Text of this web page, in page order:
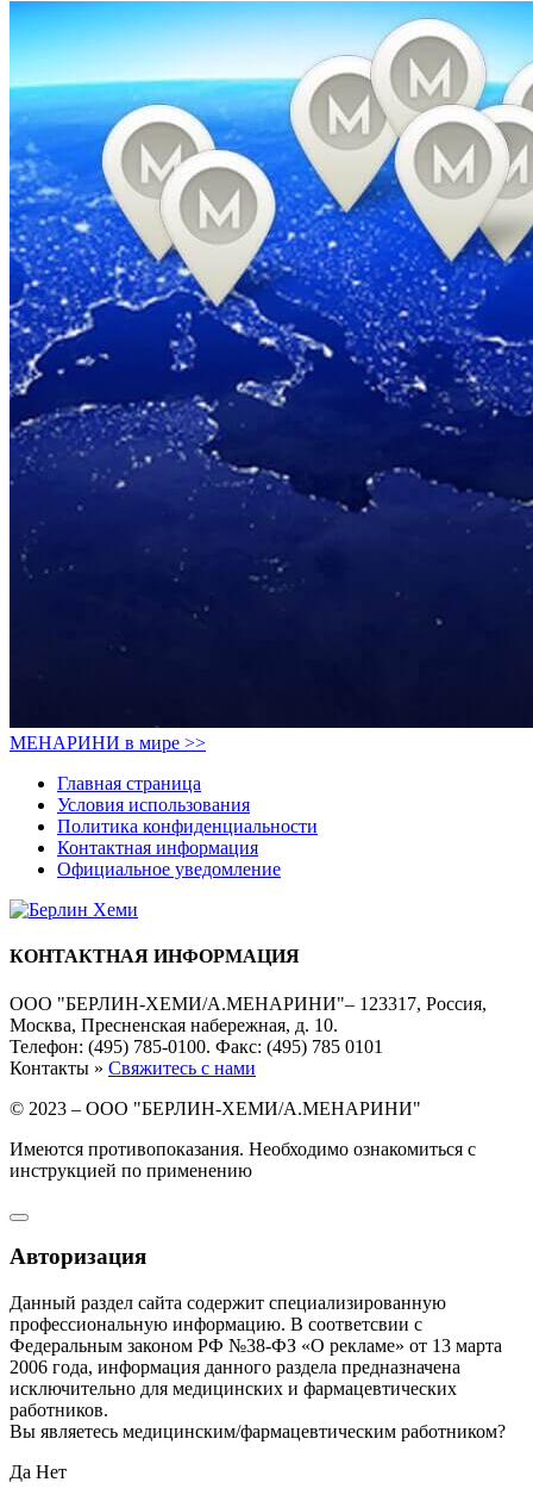
МЕНАРИНИ в мире >>
Главная страница
Условия использования
Политика конфиденциальности
Контактная информация
Официальное уведомление
КОНТАКТНАЯ ИНФОРМАЦИЯ
ООО "БЕРЛИН-ХЕМИ/А.МЕНАРИНИ"– 123317, Россия,
Москва, Пресненская набережная, д. 10.
Телефон: (495) 785-0100. Факс: (495) 785 0101
Контакты » Свяжитесь с нами
© 2023 – ООО "БЕРЛИН-ХЕМИ/А.МЕНАРИНИ"
Имеются противопоказания. Необходимо ознакомиться с
инструкцией по применению
Авторизация
Данный раздел сайта содержит специализированную
профессиональную информацию. В соответсвии с
Федеральным законом РФ №38-ФЗ «О рекламе» от 13 марта
2006 года, информация данного раздела предназначена
исключительно для медицинских и фармацевтических
работников.
Вы являетесь медицинским/фармацевтическим работником?
Да Нет